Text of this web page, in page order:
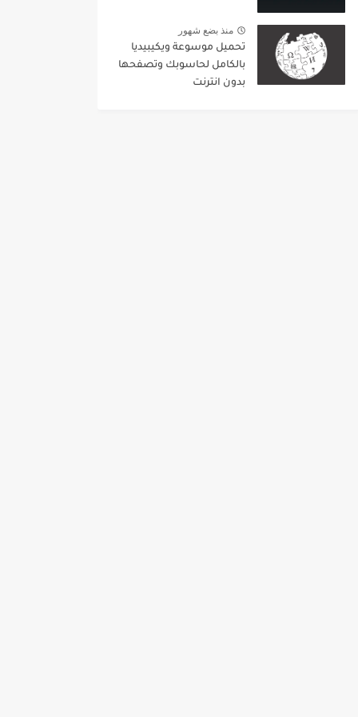
منذ بضع شهور
تحميل موسوعة ويكيبيديا
بالكامل لحاسوبك وتصفحها
بدون انترنت